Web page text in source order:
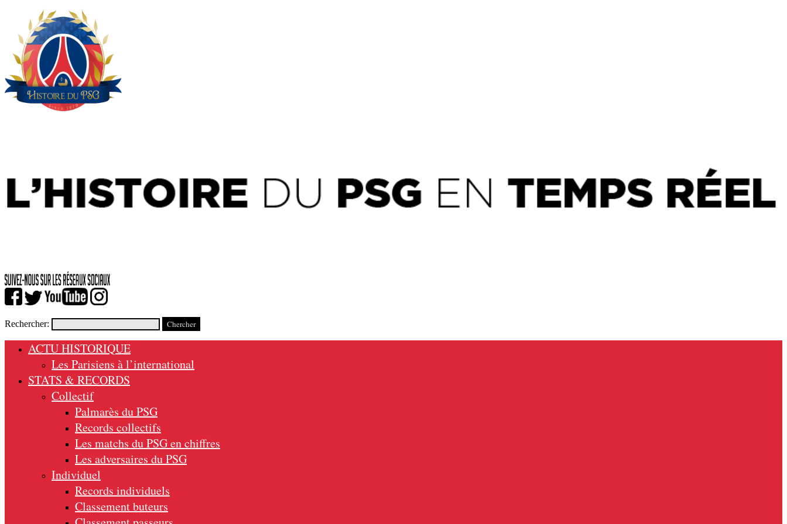
Rechercher:
ACTU HISTORIQUE
Les Parisiens à l’international
STATS & RECORDS
Collectif
Palmarès du PSG
Records collectifs
Les matchs du PSG en chiffres
Les adversaires du PSG
Individuel
Records individuels
Classement buteurs